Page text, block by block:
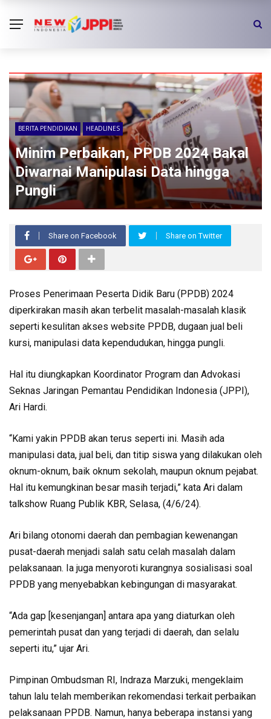
BERITA PENDIDIKAN HEADLINES
Minim Perbaikan, PPDB 2024 Bakal
Diwarnai Manipulasi Data hingga
Pungli
Share on Facebook Share on Twitter
Proses Penerimaan Peserta Didik Baru (PPDB) 2024
diperkirakan masih akan terbelit masalah-masalah klasik
seperti kesulitan akses website PPDB, dugaan jual beli
kursi, manipulasi data kependudukan, hingga pungli.
Hal itu diungkapkan Koordinator Program dan Advokasi
Seknas Jaringan Pemantau Pendidikan Indonesia (JPPI),
Ari Hardi.
“Kami yakin PPDB akan terus seperti ini. Masih ada
manipulasi data, jual beli, dan titip siswa yang dilakukan oleh
oknum-oknum, baik oknum sekolah, maupun oknum pejabat.
Hal itu kemungkinan besar masih terjadi,” kata Ari dalam
talkshow Ruang Publik KBR, Selasa, (4/6/24).
Ari bilang otonomi daerah dan pembagian kewenangan
pusat-daerah menjadi salah satu celah masalah dalam
pelaksanaan. Ia juga menyoroti kurangnya sosialisasi soal
PPDB yang menyebabkan kebingungan di masyarakat.
“Ada gap [kesenjangan] antara apa yang diaturkan oleh
pemerintah pusat dan yang terjadi di daerah, dan selalu
seperti itu,” ujar Ari.
Pimpinan Ombudsman RI, Indraza Marzuki, mengeklaim
tahun lalu telah memberikan rekomendasi terkait perbaikan
pelaksanaan PPDB. Namun, hanya beberapa instansi yang